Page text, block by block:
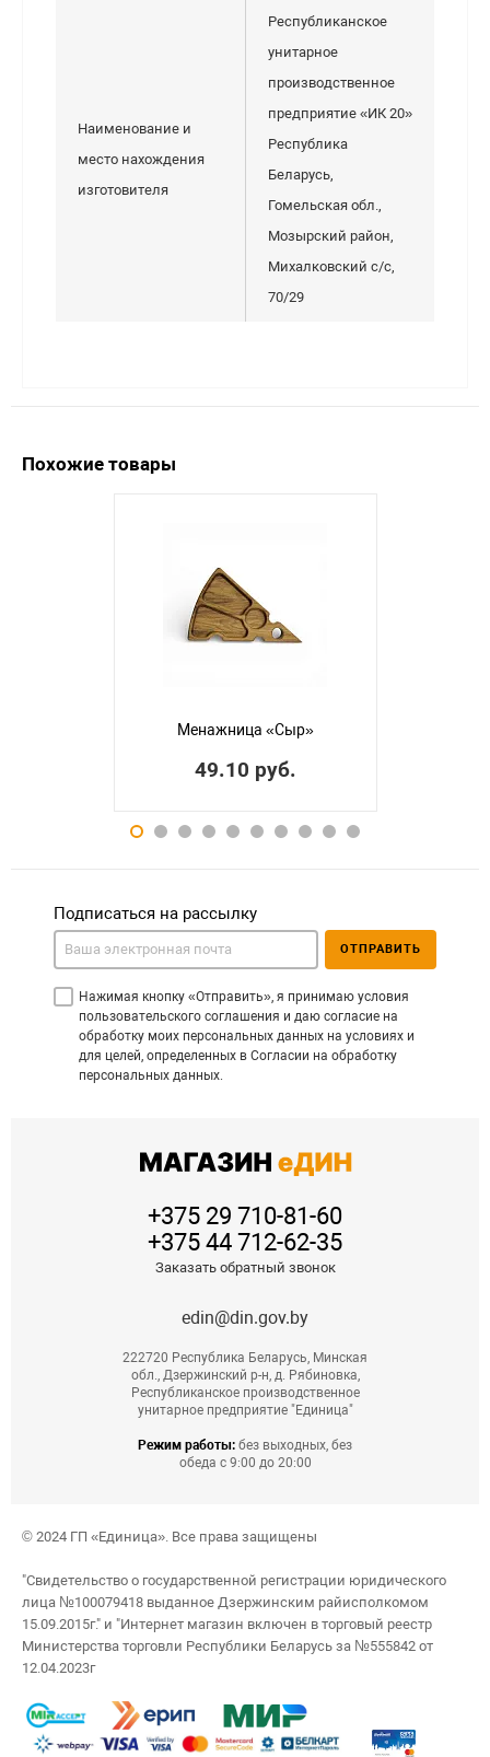
Наименование и
место нахождения
изготовителя
Республиканское
унитарное
производственное
предприятие «ИК 20»
Республика
Беларусь,
Гомельская обл.,
Мозырский район,
Михалковский с/с,
70/29
Похожие товары
Менажница «Сыр»
49.10 руб.
Подписаться на рассылку
Нажимая кнопку «Отправить», я принимаю условия
пользовательского соглашения и даю согласие на
обработку моих персональных данных на условиях и
для целей, определенных в Согласии на обработку
персональных данных.
ОТПРАВИТЬ
+375 29 710-81-60
+375 44 712-62-35
Заказать обратный звонок
edin@din.gov.by
222720 Республика Беларусь, Минская
обл., Дзержинский р-н, д. Рябиновка,
Республиканское производственное
унитарное предприятие "Единица"
Режим работы: без выходных, без
обеда с 9:00 до 20:00
© 2024 ГП «Единица». Все права защищены
"Свидетельство о государственной регистрации юридического
лица №100079418 выданное Дзержинским райисполкомом
15.09.2015г." и "Интернет магазин включен в торговый реестр
Министерства торговли Республики Беларусь за №555842 от
12.04.2023г